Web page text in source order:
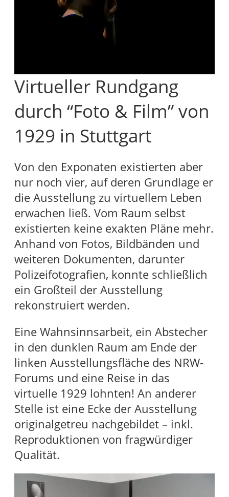
Virtueller Rundgang
durch “Foto & Film” von
1929 in Stuttgart
Von den Exponaten existierten aber
nur noch vier, auf deren Grundlage er
die Ausstellung zu virtuellem Leben
erwachen ließ. Vom Raum selbst
existierten keine exakten Pläne mehr.
Anhand von Fotos, Bildbänden und
weiteren Dokumenten, darunter
Polizeifotografien, konnte schließlich
ein Großteil der Ausstellung
rekonstruiert werden.
Eine Wahnsinnsarbeit, ein Abstecher
in den dunklen Raum am Ende der
linken Ausstellungsfläche des NRW-
Forums und eine Reise in das
virtuelle 1929 lohnten! An anderer
Stelle ist eine Ecke der Ausstellung
originalgetreu nachgebildet – inkl.
Reproduktionen von fragwürdiger
Qualität.